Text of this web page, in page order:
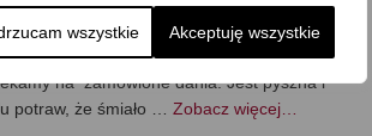
wszystkie Akceptuję wszystkie
doprawiona, w dobrze dobranej słodko-
To surówka, której smak kojarzy mi się z
są podawane w restauracjach czy
na zamówione dania. Jest pyszna i
potraw, że śmiało … Zobacz więcej…